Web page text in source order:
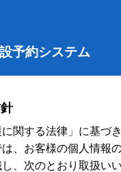
予約システム
に関する法律」に基づ
、お客様の個人情報
、次のとおり取扱いい